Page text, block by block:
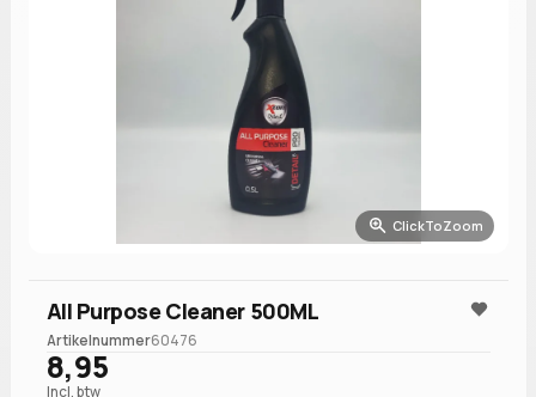
ClickToZoom
All Purpose Cleaner 500ML
Artikelnummer60476
8,95
Incl. btw